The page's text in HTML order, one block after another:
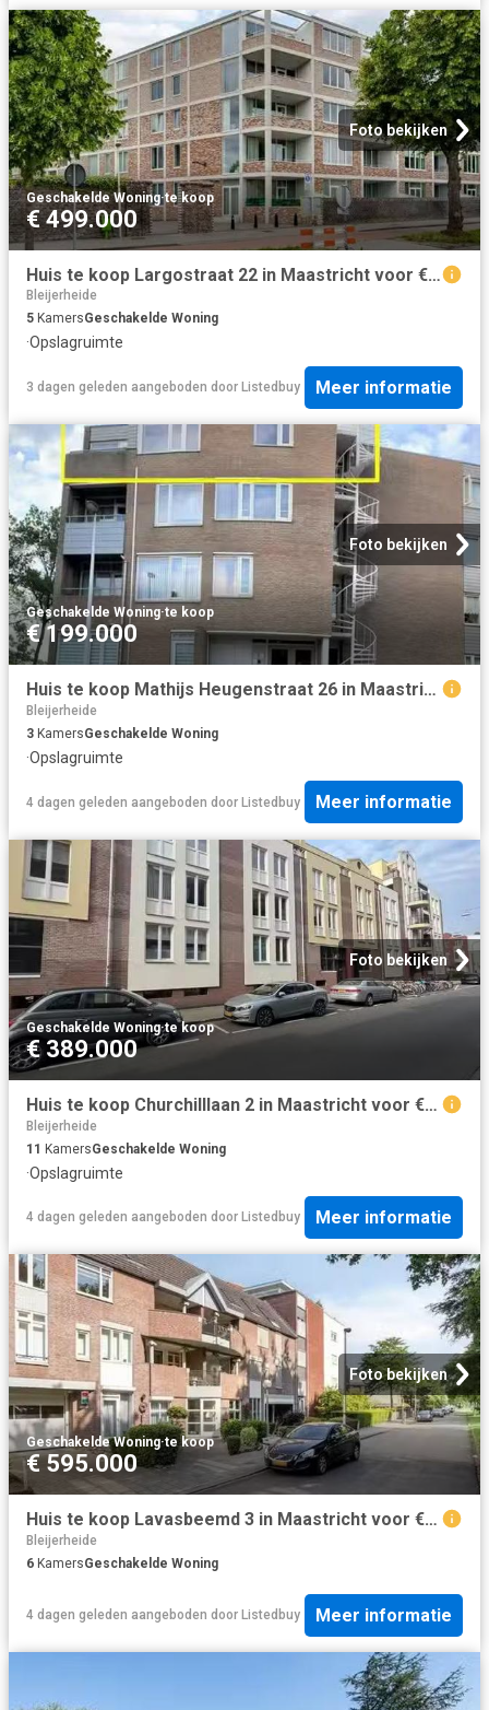
Foto bekijken
Geschakelde Woning·te koop
€ 499.000
Huis te koop Largostraat 22 in Maastricht voor € 499.000
Bleijerheide
5 KamersGeschakelde Woning
·Opslagruimte
3 dagen geleden aangeboden door Listedbuy Meer informatie
Foto bekijken
Geschakelde Woning·te koop
€ 199.000
Huis te koop Mathijs Heugenstraat 26 in Maastricht voor € 199.
Bleijerheide
3 KamersGeschakelde Woning
·Opslagruimte
4 dagen geleden aangeboden door Listedbuy Meer informatie
Foto bekijken
Geschakelde Woning·te koop
€ 389.000
Huis te koop Churchilllaan 2 in Maastricht voor € 389.000
Bleijerheide
11 KamersGeschakelde Woning
·Opslagruimte
4 dagen geleden aangeboden door Listedbuy Meer informatie
Foto bekijken
Geschakelde Woning·te koop
€ 595.000
Huis te koop Lavasbeemd 3 in Maastricht voor € 595.000
Bleijerheide
6 KamersGeschakelde Woning
4 dagen geleden aangeboden door Listedbuy Meer informatie